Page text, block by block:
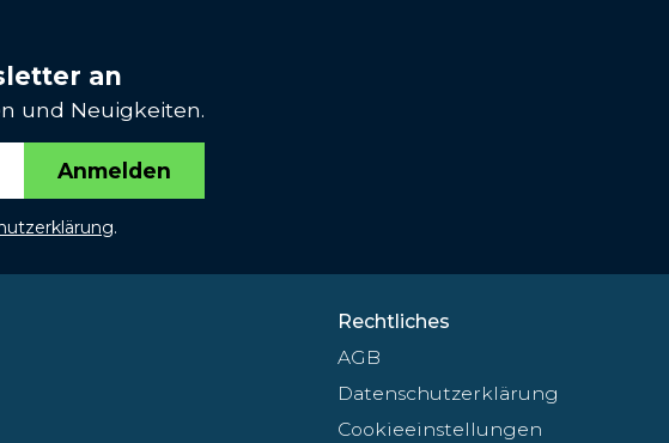
an
und Neuigkeiten.
Anmelden
.
Rechtliches
AGB
Datenschutzerklärung
Cookieeinstellungen